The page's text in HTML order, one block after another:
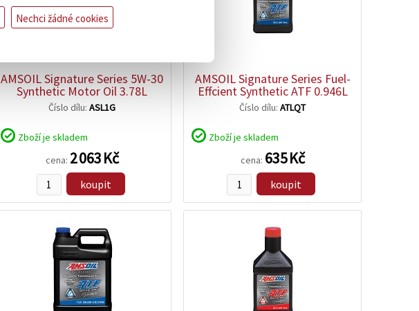
AMSOIL Signature Series 5W-30
Synthetic Motor Oil 3.78L
cena: 2 063 Kč
Číslo dílu:ASL1G
koupit
Zboží je skladem
AMSOIL Signature Series Fuel-
Effcient Synthetic ATF 0.946L
cena: 635 Kč
Číslo dílu: ATLQT
koupit
Zboží je skladem
zobrazit
zobrazit
Nechci žádné cookies